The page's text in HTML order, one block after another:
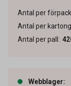
Antal per
Antal per kartong
Antal per pall :
Webblager: